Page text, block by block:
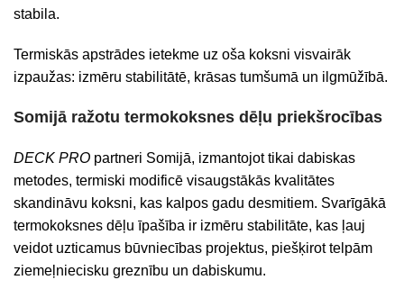
stabila.
Termiskās apstrādes ietekme uz oša koksni visvairāk
izpaužas: izmēru stabilitātē, krāsas tumšumā un ilgmūžībā.
Somijā ražotu termokoksnes dēļu priekšrocības
DECK PRO partneri Somijā, izmantojot tikai dabiskas
metodes, termiski modificē visaugstākās kvalitātes
skandināvu koksni, kas kalpos gadu desmitiem. Svarīgākā
termokoksnes dēļu īpašība ir izmēru stabilitāte, kas ļauj
veidot uzticamus būvniecības projektus, piešķirot telpām
ziemeļniecisku greznību un dabiskumu.